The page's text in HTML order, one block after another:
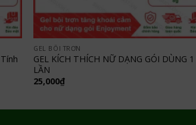
GEL BÔI TRƠN
GEL KÍCH THÍCH NỮ DẠNG GÓI DÙNG 1
LẦN
25,000₫